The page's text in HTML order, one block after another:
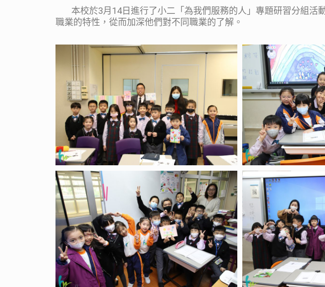
本校於3月14日進行了小二「為我們服務的人」專題研習分組活
職業的特性，從而加深他們對不同職業的了解。